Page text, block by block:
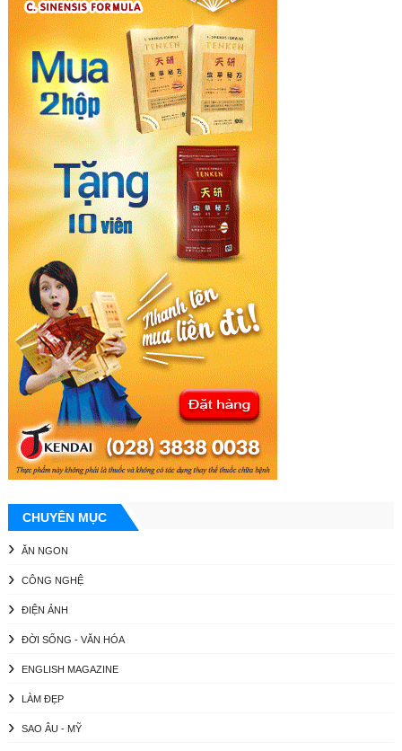
CHUYÊN MỤC
ĂN NGON
CÔNG NGHỆ
ĐIỆN ẢNH
ĐỜI SỐNG - VĂN HÓA
ENGLISH MAGAZINE
LÀM ĐẸP
SAO ÂU - MỸ